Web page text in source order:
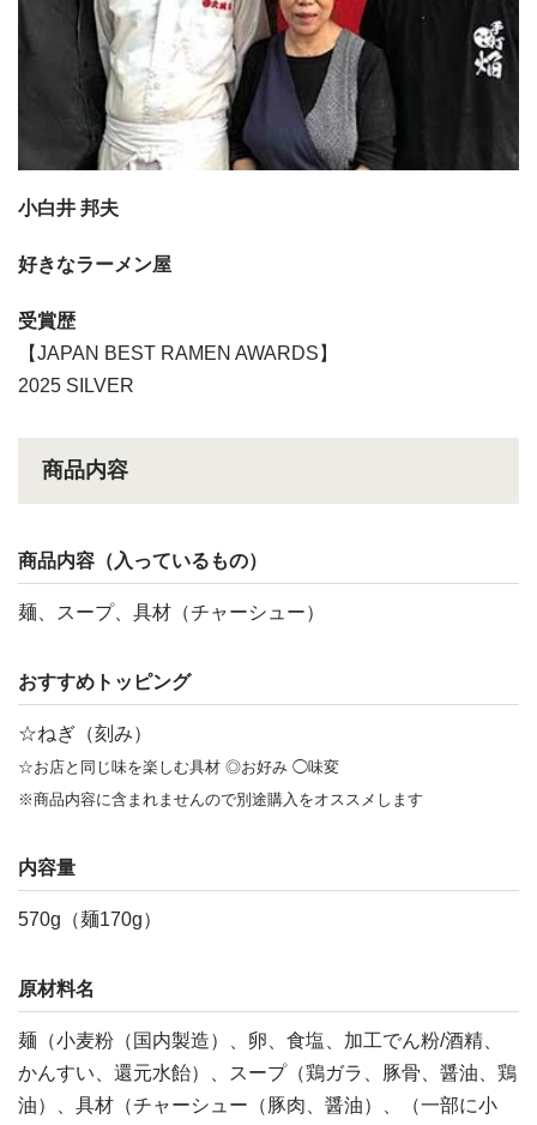
小白井 邦夫
好きなラーメン屋
受賞歴
【JAPAN BEST RAMEN AWARDS】
2025 SILVER
商品内容
商品内容（入っているもの）
麺、スープ、具材（チャーシュー）
おすすめトッピング
☆ねぎ（刻み）
☆お店と同じ味を楽しむ具材 ◎お好み ◯味変
※商品内容に含まれませんので別途購入をオススメします
内容量
570g（麺170g）
原材料名
麺（小麦粉（国内製造）、卵、食塩、加工でん粉/酒精、
かんすい、還元水飴）、スープ（鶏ガラ、豚骨、醤油、鶏
油）、具材（チャーシュー（豚肉、醤油）、（一部に小